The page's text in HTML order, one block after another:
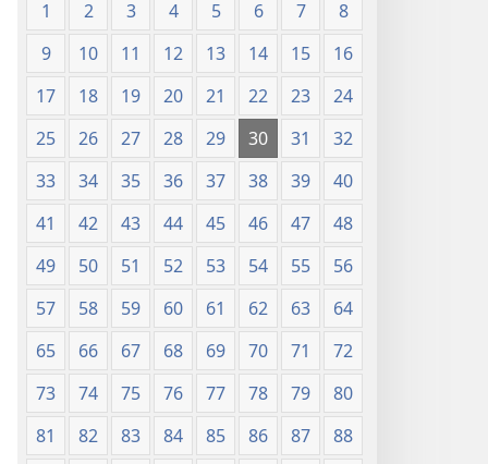
1 2 3 4 5 6 7
8
9
10 11 12 13 14 15
16
17
18 19 20 21 22 23
24
25
26 27 28 29 30 31
32
33
34 35 36 37 38 39
40
41
42 43 44 45 46 47
48
49
50 51 52 53 54 55
56
57
58 59 60 61 62 63
64
65
66 67 68 69 70 71
72
73
74 75 76 77 78 79
80
81
82 83 84 85 86 87
88